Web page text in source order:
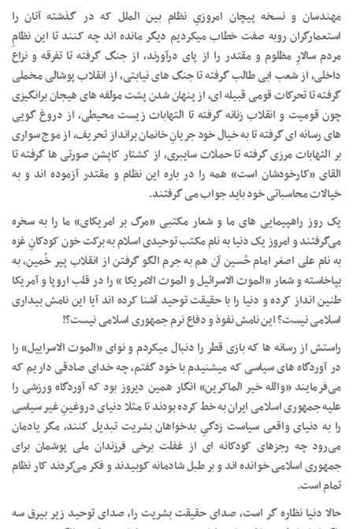
مهندسان و نسخه پیچان امروزیِ نظام بین الملل که در گذشته آنان را
استعمارگران روبه صفت خطاب میکردیم دیگر مانده اند چه کنند تا این نظامِ
مردم سالارِ مظلوم و مقتدر را از پای درآورند، از جنگ گرفته تا تفرقه و نزاع
داخلی، از شعب ابی طالب گرفته تا جنگ های نیابتی، از انقلاب پوشالی مخملی
گرفته تا تحرکات قومی قبیله ای، از پنهان شدن پشت مولفه های هیجان برانگیزی
چون قومیت و انقلاب زنانه گرفته تا التهابات زیست محیطی، از دروغ گویی
های رسانه ای گرفته تا به خیال خود جریانِ خانمان برانداز تحریف، از موج سواری
بر التهابات مرزی گرفته تا حملات سایبری، از کشتار کاپشن صورتی ها گرفته تا
القای «کارخودشان است» همه را در باره این نظام و مقتدر آزموده اند و به
خیالات محاسباتی خود باید جواب می گرفتند.
یک روز راهپیمایی های ما و شعار مکتبی «مرگ بر امریکای» ما را به سخره
می‌گرفتند و امروز یک دنیا به نام مکتب توحیدی اسلام به برکت خون کودکانِ غزه
به نام علی اصغر امام حُسین آن هم به جرم الگو گرفتن از انقلاب پیر خُمین، به
بپاخاسته و شعار «الموت الاسرائیل و الموت الامریکا » را در قلب اروپا و آمریکا
طنین انداز کرده و دنیا را با حقیقت توحید آشنا کرده اند آیا این نامش بیداری
اسلامی نیست؟ این نامش نفوذ و دفاع نرم جمهوری اسلامی نیست؟!
راستش از رسانه ها که بازی قطر را دنبال میکردم و نوای «الموت الاسراییل» را
در آوردگاه های سیاسی که میشنیدم با خود گفتم، چه خدای صادقی داریم که
می‌فرمایند «والله خیر الماکرین» انگار همین دیروز بود که آوردگاه ورزشی را
علیه جمهوری اسلامی ایران به خط کرده بودند تا مثلا دنیای دروغینِ غیر سیاسی
را به دنیای واقعی سیاست زدگیِ بدخواهان بشریت تبدیل کنند، مگر یادمان
می‌رود چه رجزهای کودکانه ای از غفلت برخی فرزندان ملی پوشمان برای
جمهوری اسلامی خوانده اند و بر طبل شادمانه کوبیدند و فکر می‌کردند کار نظام
تمام است.
حالا دنیا نظاره گر است، صدای حقیقت بشریت را، صدای توحید زیر بیرق سه